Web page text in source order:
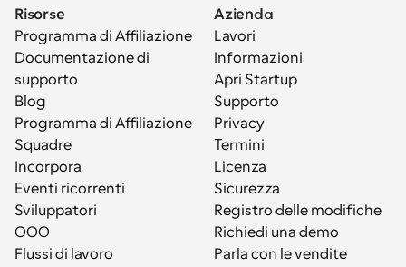
Risorse
Programma di Affiliazione
Documentazione di
supporto
Blog
Programma di Affiliazione
Squadre
Incorpora
Eventi ricorrenti
Sviluppatori
OOO
Flussi di lavoro
Azienda
Lavori
Informazioni
Apri Startup
Supporto
Privacy
Termini
Licenza
Sicurezza
Registro delle modifiche
Richiedi una demo
Parla con le vendite